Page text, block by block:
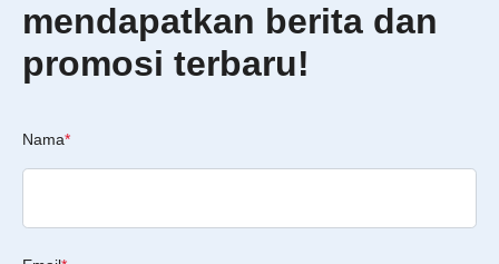
mendapatkan berita dan
promosi terbaru!
Nama*